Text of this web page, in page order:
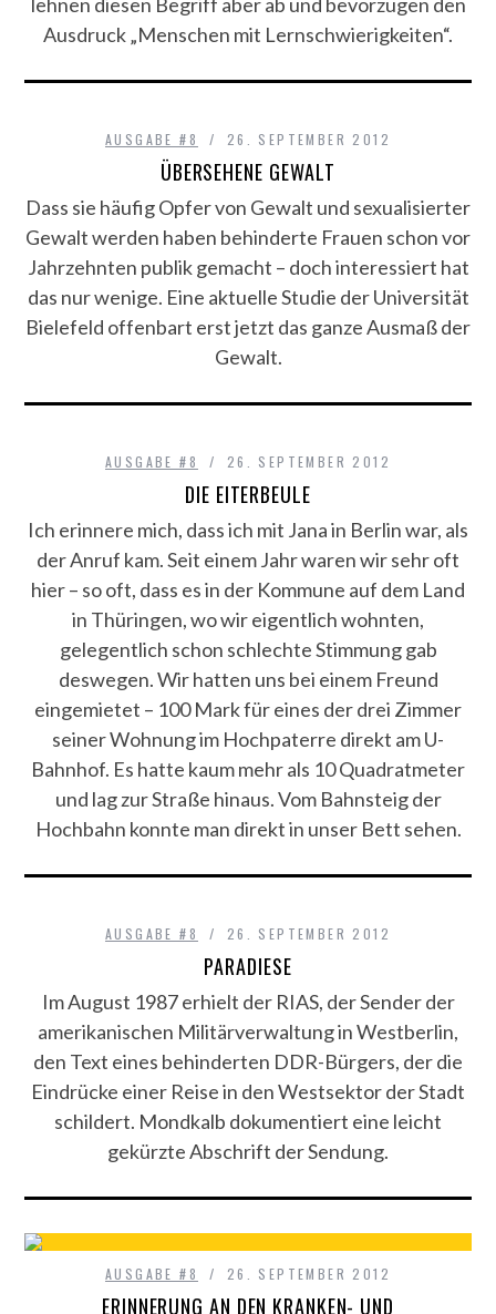
Ausdruck „Menschen mit Lernschwierigkeiten“.
AUSGABE #8 26. SEPTEMBER 2012
ÜBERSEHENE GEWALT
Dass sie häufig Opfer von Gewalt und sexualisierter
Gewalt werden haben behinderte Frauen schon vor
Jahrzehnten publik gemacht – doch interessiert hat
das nur wenige. Eine aktuelle Studie der Universität
Bielefeld offenbart erst jetzt das ganze Ausmaß der
Gewalt.
AUSGABE #8 26. SEPTEMBER 2012
DIE EITERBEULE
Ich erinnere mich, dass ich mit Jana in Berlin war, als
der Anruf kam. Seit einem Jahr waren wir sehr oft
hier – so oft, dass es in der Kommune auf dem Land
in Thüringen, wo wir eigentlich wohnten,
gelegentlich schon schlechte Stimmung gab
deswegen. Wir hatten uns bei einem Freund
eingemietet – 100 Mark für eines der drei Zimmer
seiner Wohnung im Hochpaterre direkt am U-
Bahnhof. Es hatte kaum mehr als 10 Quadratmeter
und lag zur Straße hinaus. Vom Bahnsteig der
Hochbahn konnte man direkt in unser Bett sehen.
AUSGABE #8 26. SEPTEMBER 2012
PARADIESE
Im August 1987 erhielt der RIAS, der Sender der
amerikanischen Militärverwaltung in Westberlin,
den Text eines behinderten DDR-Bürgers, der die
Eindrücke einer Reise in den Westsektor der Stadt
schildert. Mondkalb dokumentiert eine leicht
gekürzte Abschrift der Sendung.
AUSGABE #8 26. SEPTEMBER 2012
ERINNERUNG AN DEN KRANKEN- UND